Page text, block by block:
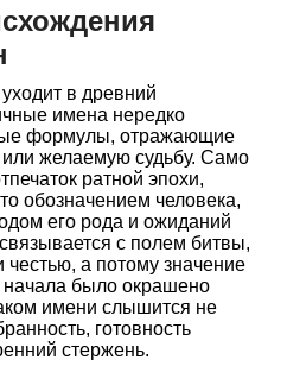
в древний
имена нередко
формулы, отражающие
или желаемую судьбу. Само
ратной эпохи,
обозначением человека,
его рода и ожиданий
с полем битвы,
а потому значение
было окрашено
имени слышится не
готовность
стержень.